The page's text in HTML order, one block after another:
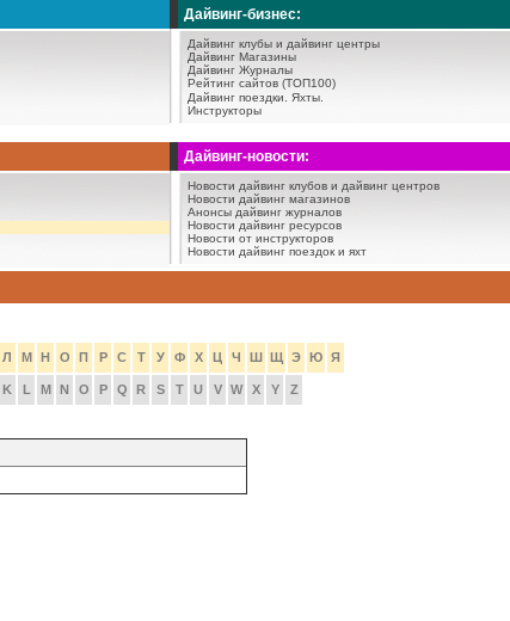
Дайвинг-бизнес:
Дайвинг клубы и дайвинг центры
Дайвинг Магазины
Дайвинг Журналы
Рейтинг сайтов (ТОП100)
Дайвинг поездки.
Яхты.
Инструкторы
Дайвинг-новости:
Новости дайвинг клубов и дайвинг центров
Новости дайвинг магазинов
Анонсы дайвинг журналов
Новости дайвинг ресурсов
Новости от инструкторов
Новости дайвинг поездок и яхт
Л М Н О П Р С Т У Ф Х Ц Ч Ш Щ Э Ю Я
K L M N O P Q R S T U V W X Y Z